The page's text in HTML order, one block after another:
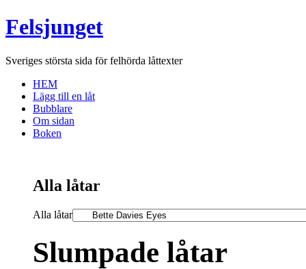
Felsjunget
Sveriges största sida för felhörda låttexter
HEM
Lägg till en låt
Bubblare
Om sidan
Boken
Alla låtar
Alla låtar
Slumpade låtar